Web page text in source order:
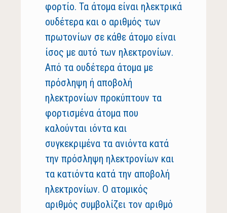
φορτίο. Τα άτομα είναι ηλεκτρικά
ουδέτερα και ο αριθμός των
πρωτονίων σε κάθε άτομο είναι
ίσος με αυτό των ηλεκτρονίων.
Από τα ουδέτερα άτομα με
πρόσληψη ή αποβολή
ηλεκτρονίων προκύπτουν τα
φορτισμένα άτομα που
καλούνται ιόντα και
συγκεκριμένα τα ανιόντα κατά
την πρόσληψη ηλεκτρονίων και
τα κατιόντα κατά την αποβολή
ηλεκτρονίων. Ο ατομικός
αριθμός συμβολίζει τον αριθμό